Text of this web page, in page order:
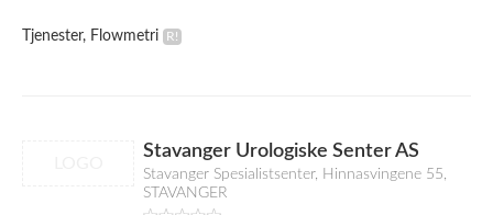
Tjenester, Flowmetri
Stavanger Urologiske Senter AS
Stavanger Spesialistsenter, Hinnasvingene 55,
STAVANGER